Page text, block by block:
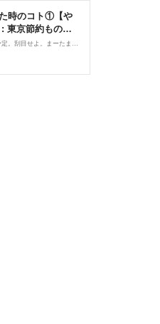
時のコト①【や
東京節約ものが
次回につづく…！全６話予定。刮目せよ。まーたまた引っ張り芸を始めます。作画ペース的に、6コマくらいがちょうどいいのよ…。ちなみに、今回の話のネタ元は、僕が何年も前に務めていた職場の同僚である男性Iさんから直接聞いたものです。僕より年上で、当時40歳前後だった